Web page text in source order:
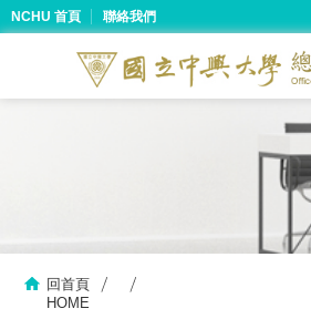
NCHU 首頁 聯絡我們
回首頁
HOME